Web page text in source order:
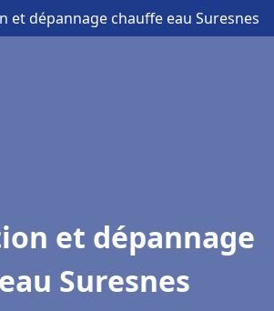
et dépannage chauffe eau Suresnes
et dépannage
Suresnes